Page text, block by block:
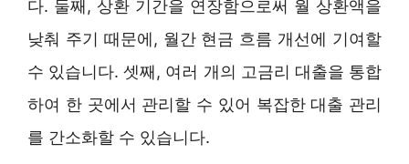
다. 둘째, 상환 기간을 연장함으로써 월 상환액을
낮춰 주기 때문에, 월간 현금 흐름 개선에 기여할
수 있습니다. 셋째, 여러 개의 고금리 대출을 통합
하여 한 곳에서 관리할 수 있어 복잡한 대출 관리
를 간소화할 수 있습니다.